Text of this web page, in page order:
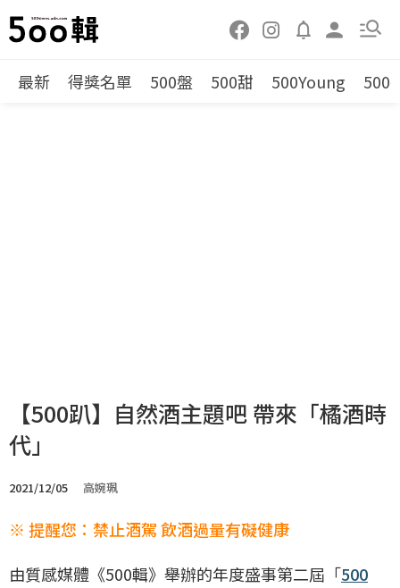
最新 得獎名單 500盤 500甜 500Young 500
【500趴】自然酒主題吧 帶來「橘酒時
代」
2021/12/05 高婉珮
※ 提醒您：禁止酒駕 飲酒過量有礙健康
由質感媒體《500輯》舉辦的年度盛事第二屆「500